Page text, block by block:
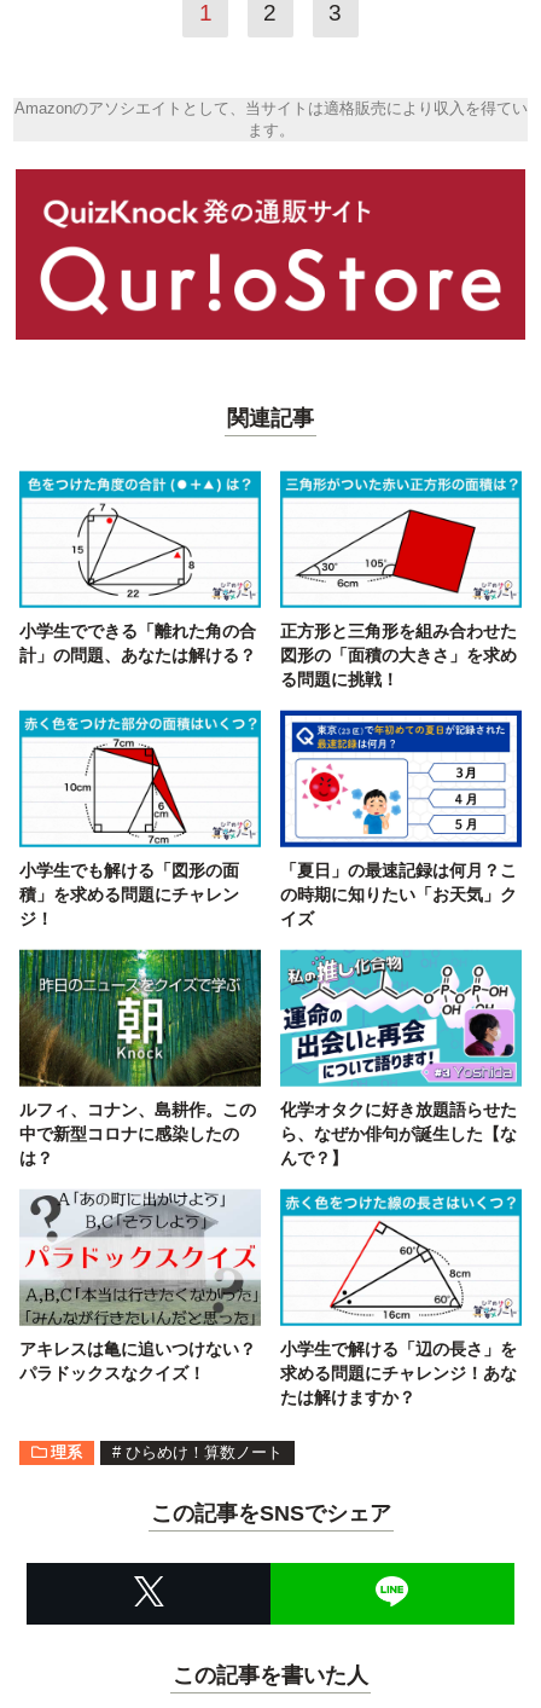
1 2 3
Amazonのアソシエイトとして、当サイトは適格販売により収入を得てい
ます。
関連記事
小学生でできる「離れた角の合
計」の問題、あなたは解ける？
正方形と三角形を組み合わせた
図形の「面積の大きさ」を求め
る問題に挑戦！
小学生でも解ける「図形の面
積」を求める問題にチャレン
ジ！
「夏日」の最速記録は何月？こ
の時期に知りたい「お天気」ク
イズ
ルフィ、コナン、島耕作。この
中で新型コロナに感染したの
は？
化学オタクに好き放題語らせた
ら、なぜか俳句が誕生した【な
んで？】
アキレスは亀に追いつけない？
パラドックスなクイズ！
小学生で解ける「辺の長さ」を
求める問題にチャレンジ！あな
たは解けますか？
理系 # ひらめけ！算数ノート
この記事をSNSでシェア
この記事を書いた人